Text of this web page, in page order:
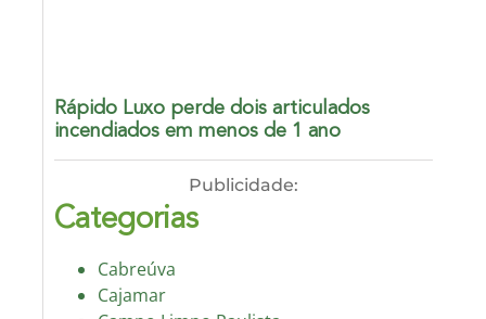
Rápido Luxo perde dois articulados
incendiados em menos de 1 ano
Publicidade:
Categorias
Cabreúva
Cajamar